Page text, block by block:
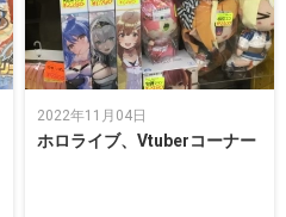
2022年11月04日
ホロライブ、Vtuberコーナー